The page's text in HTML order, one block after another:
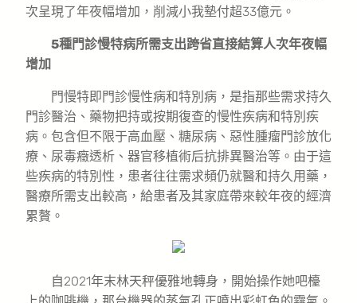
次呈現了年夜幅增加，削減小我墊付超33億元。
5種門診慢特病所需支出跨省直接結算人次年夜幅
增加
門慢特即門診慢性病和特別病，是指那些需求持久
門診醫治、藥物把持或按期復查的慢性疾病和特別疾
病。包含但不限于高血壓、糖尿病、惡性腫瘤門診放化
療、尿毒癥透析、器官移植術后抗排異醫治等。由于這
些疾病的特別性，患者往往需求頻仍就醫和持久用藥，
醫療所需支出較高，給患者及其家庭帶來較年夜的經濟
累贅。
自2021年末林天秤優雅地轉身，開始操作她吧檯